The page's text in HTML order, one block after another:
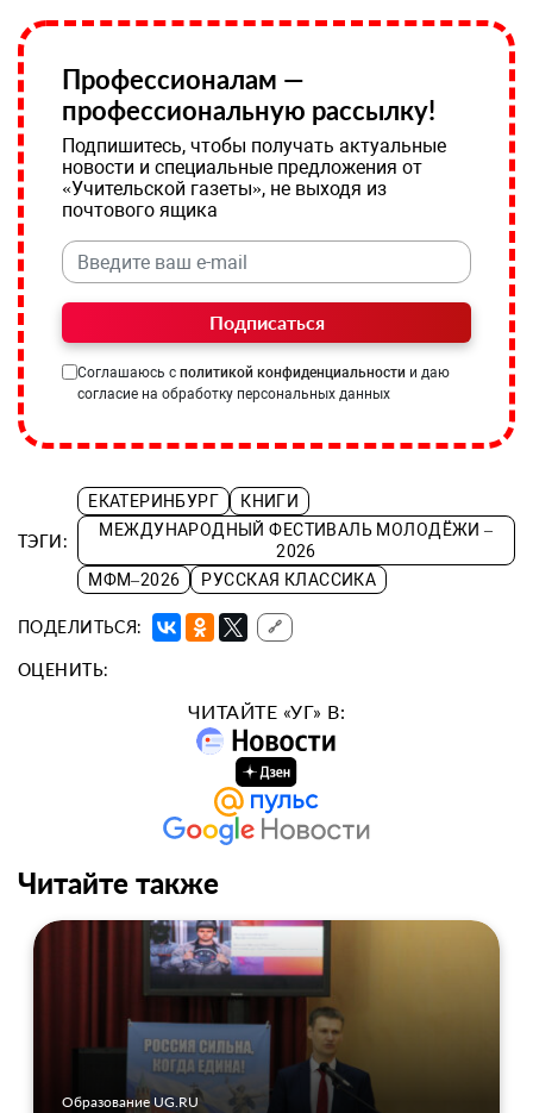
Профессионалам —
профессиональную рассылку!
Подпишитесь, чтобы получать актуальные
новости и специальные предложения от
«Учительской газеты», не выходя из
почтового ящика
Подписаться
Соглашаюсь с политикой конфиденциальности и даю
согласие на обработку персональных данных
ТЭГИ:
ЕКАТЕРИНБУРГ
КНИГИ
МЕЖДУНАРОДНЫЙ ФЕСТИВАЛЬ МОЛОДЁЖИ –
2026
МФМ–2026
РУССКАЯ КЛАССИКА
ПОДЕЛИТЬСЯ: 🔗
ОЦЕНИТЬ:
ЧИТАЙТЕ «УГ» В:
Читайте также
Образование UG.RU